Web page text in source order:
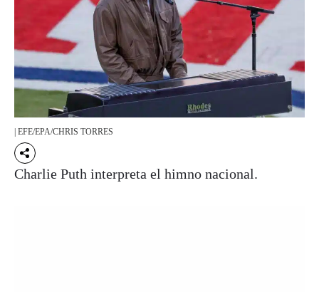
| EFE/EPA/CHRIS TORRES
Charlie Puth interpreta el himno nacional.